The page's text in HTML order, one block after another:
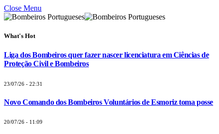
Close Menu
What's Hot
Liga dos Bombeiros quer fazer nascer licenciatura em Ciências de
Proteção Civil e Bombeiros
23/07/26 - 22:31
Novo Comando dos Bombeiros Voluntários de Esmoriz toma posse
20/07/26 - 11:09